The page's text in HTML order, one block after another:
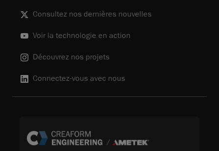
Consultez nos dernières nouvelles
Voir la technologie en action
Découvrez nos projets
Connectez-vous avec nous